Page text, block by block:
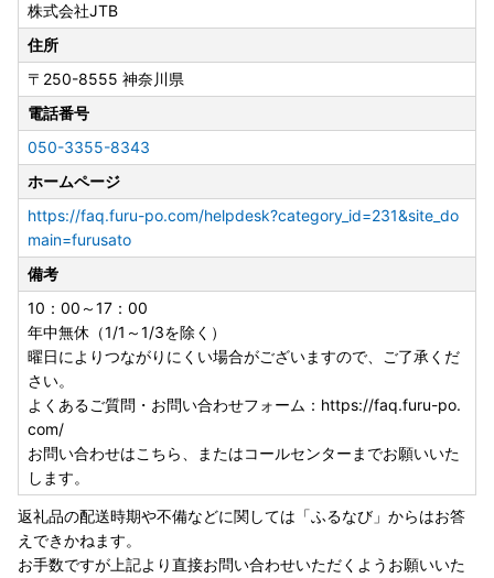
株式会社JTB
住所
〒250-8555 神奈川県
電話番号
050-3355-8343
ホームページ
https://faq.furu-po.com/helpdesk?category_id=231&site_do
main=furusato
備考
10：00～17：00
年中無休（1/1～1/3を除く）
曜日によりつながりにくい場合がございますので、ご了承くだ
さい。
よくあるご質問・お問い合わせフォーム：https://faq.furu-po.
com/
お問い合わせはこちら、またはコールセンターまでお願いいた
します。
返礼品の配送時期や不備などに関しては「ふるなび」からはお答
えできかねます。
お手数ですが上記より直接お問い合わせいただくようお願いいた